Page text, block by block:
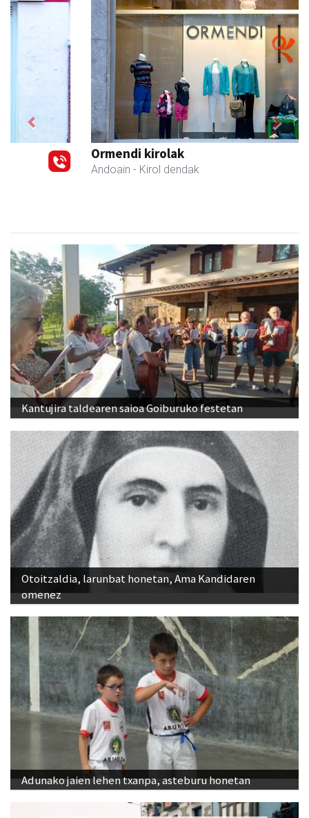
Ormendi kirolak
Andoain - Kirol dendak
Previous Next
Kantujira taldearen saioa Goiburuko festetan
Otoitzaldia, larunbat honetan, Ama Kandidaren
omenez
Adunako jaien lehen txanpa, asteburu honetan